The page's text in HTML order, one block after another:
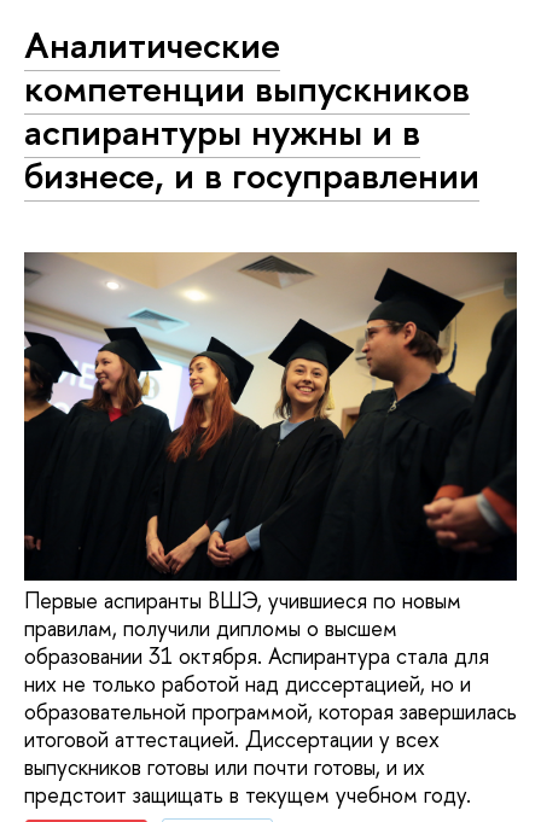
Аналитические
компетенции выпускников
аспирантуры нужны и в
бизнесе, и в госуправлении
Первые аспиранты ВШЭ, учившиеся по новым
правилам, получили дипломы о высшем
образовании 31 октября. Аспирантура стала для
них не только работой над диссертацией, но и
образовательной программой, которая завершилась
итоговой аттестацией. Диссертации у всех
выпускников готовы или почти готовы, и их
предстоит защищать в текущем учебном году.